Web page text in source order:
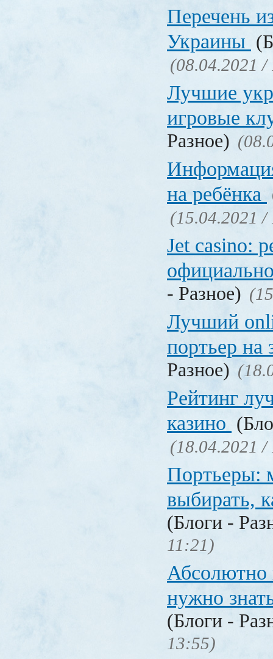
Перечень
Украины
(08.04.2021 /
Лучшие
игровые
Разное)
на ребёнка
(15.04.2021 /
Jet casino:
- Разное)
Лучший
портьер на
Разное)
Рейтинг
казино
(18.04.2021 /
Портьеры:
выбирать,
(Блоги -
11:21)
Абсолютно
нужно
(Блоги -
13:55)